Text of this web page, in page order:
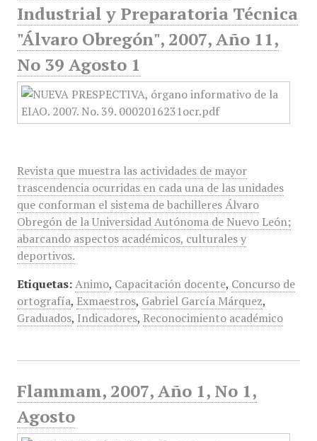
Industrial y Preparatoria Técnica
"Álvaro Obregón", 2007, Año 11,
No 39 Agosto 1
Revista que muestra las actividades de mayor
trascendencia ocurridas en cada una de las unidades
que conforman el sistema de bachilleres Álvaro
Obregón de la Universidad Autónoma de Nuevo León;
abarcando aspectos académicos, culturales y
deportivos.
Etiquetas: Animo, Capacitación docente, Concurso de
ortografía, Exmaestros, Gabriel García Márquez,
Graduados, Indicadores, Reconocimiento académico
Flammam, 2007, Año 1, No 1,
Agosto